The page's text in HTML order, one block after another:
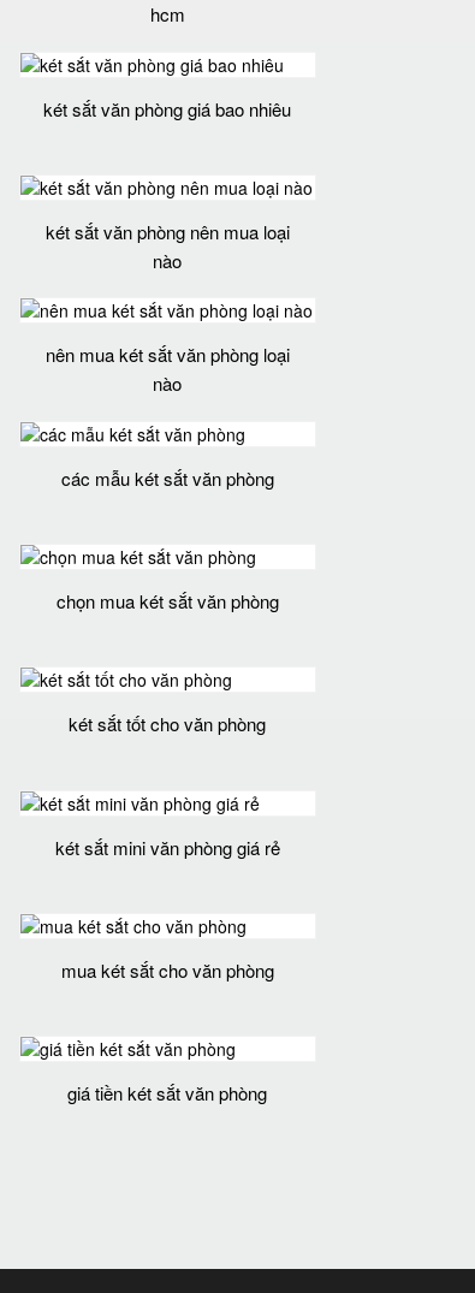
hcm
két sắt văn phòng giá bao nhiêu
két sắt văn phòng nên mua loại
nào
nên mua két sắt văn phòng loại
nào
các mẫu két sắt văn phòng
chọn mua két sắt văn phòng
két sắt tốt cho văn phòng
két sắt mini văn phòng giá rẻ
mua két sắt cho văn phòng
giá tiền két sắt văn phòng